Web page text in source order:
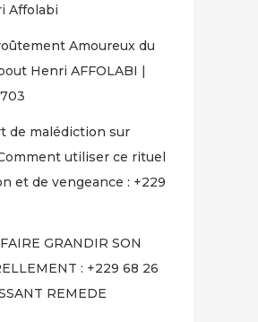
Affolabi
Amoureux du
Henri AFFOLABI |
de malédiction sur
utiliser ce rituel
et de vengeance : +229
GRANDIR SON
: +229 68 26
REMEDE